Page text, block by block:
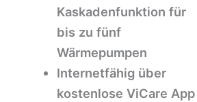
Kaskadenfunktion für
bis zu fünf
Wärmepumpen
Internetfähig über
kostenlose ViCare App